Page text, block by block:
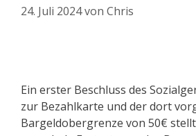
24. Juli 2024von Chris
Ein erster Beschluss des
zur Bezahlkarte und der dort
Bargeldobergrenze von 50€